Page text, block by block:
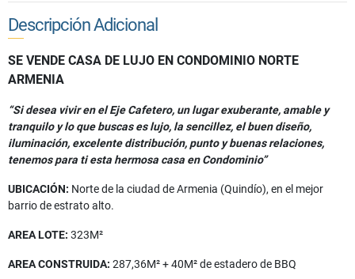
Descripción Adicional
SE VENDE CASA DE LUJO EN CONDOMINIO NORTE
ARMENIA
“Si desea vivir en el Eje Cafetero, un lugar exuberante, amable y
tranquilo y lo que buscas es lujo, la sencillez, el buen diseño,
iluminación, excelente distribución, punto y buenas relaciones,
tenemos para ti esta hermosa casa en Condominio”
UBICACIÓN: Norte de la ciudad de Armenia (Quindío), en el mejor
barrio de estrato alto.
AREA LOTE: 323M²
AREA CONSTRUIDA: 287,36M² + 40M² de estadero de BBQ